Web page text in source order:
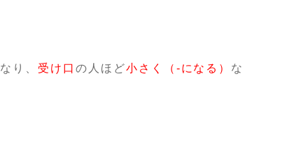
なり、 受け口 の人ほど小さく（-になる） な